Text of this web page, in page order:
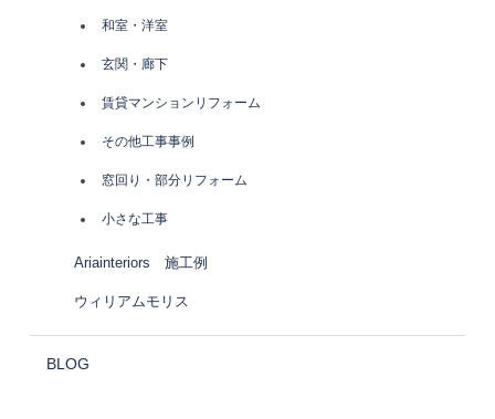
和室・洋室
玄関・廊下
賃貸マンションリフォーム
その他工事事例
窓回り・部分リフォーム
小さな工事
Ariainteriors 施工例
ウィリアムモリス
BLOG